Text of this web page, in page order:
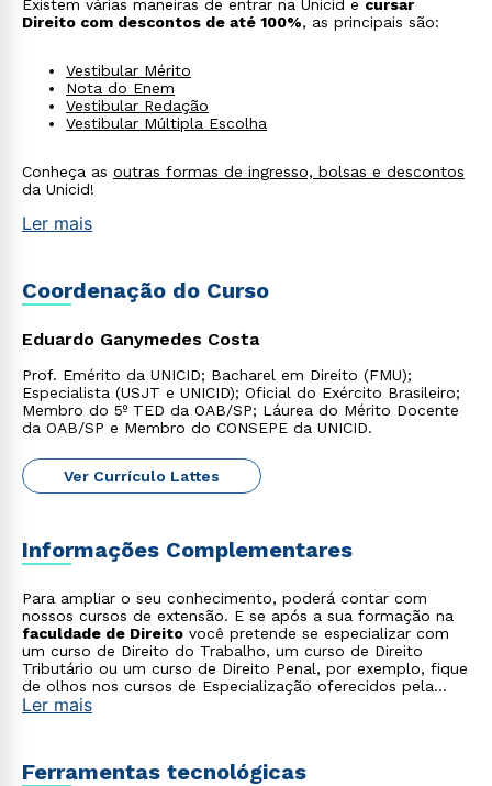
Existem várias maneiras de entrar na Unicid e cursar
Direito com descontos de até 100%, as principais são:
Vestibular Mérito
Nota do Enem
Vestibular Redação
Vestibular Múltipla Escolha
Conheça as outras formas de ingresso, bolsas e descontos
da Unicid!
Ler mais
Coordenação do Curso
Eduardo Ganymedes Costa
Prof. Emérito da UNICID; Bacharel em Direito (FMU);
Especialista (USJT e UNICID); Oficial do Exército Brasileiro;
Membro do 5º TED da OAB/SP; Láurea do Mérito Docente
da OAB/SP e Membro do CONSEPE da UNICID.
Ver Currículo Lattes
Informações Complementares
Para ampliar o seu conhecimento, poderá contar com
nossos cursos de extensão. E se após a sua formação na
faculdade de Direito você pretende se especializar com
um curso de Direito do Trabalho, um curso de Direito
Tributário ou um curso de Direito Penal, por exemplo, fique
de olhos nos cursos de Especialização oferecidos pela
instituição.
Ler mais
Ferramentas tecnológicas
WhatsApp
autorizo que meus dados sejam utilizados para o